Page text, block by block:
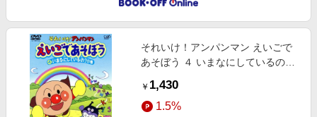
それいけ！アンパンマン えいごで
あそぼう ４ いまなにしているの？
￥ 1,430
1.5%